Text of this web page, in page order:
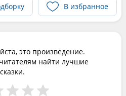
В избранное
это произведение.
найти лучшие
сказки.